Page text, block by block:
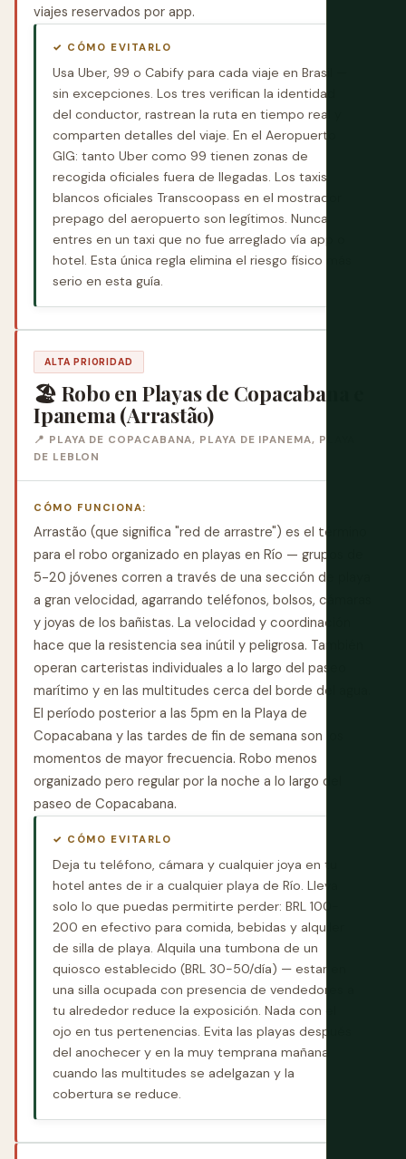
viajes reservados por app.
✓ CÓMO EVITARLO
Usa Uber, 99 o Cabify para cada viaje en Brasil —
sin excepciones. Los tres verifican la identidad
del conductor, rastrean la ruta en tiempo real y
comparten detalles del viaje. En el Aeropuerto
GIG: tanto Uber como 99 tienen zonas de
recogida oficiales fuera de llegadas. Los taxis
blancos oficiales Transcoopass en el mostrador
prepago del aeropuerto son legítimos. Nunca
entres en un taxi que no fue arreglado vía app o
hotel. Esta única regla elimina el riesgo físico más
serio en esta guía.
ALTA PRIORIDAD
🏖 Robo en Playas de Copacabana e
Ipanema (Arrastão)
📍 PLAYA DE COPACABANA, PLAYA DE IPANEMA, PLAYA
DE LEBLON
CÓMO FUNCIONA:
Arrastão (que significa "red de arrastre") es el término
para el robo organizado en playas en Río — grupos de
5-20 jóvenes corren a través de una sección de playa
a gran velocidad, agarrando teléfonos, bolsos, cámaras
y joyas de los bañistas. La velocidad y coordinación
hace que la resistencia sea inútil y peligrosa. También
operan carteristas individuales a lo largo del paseo
marítimo y en las multitudes cerca del borde del agua.
El período posterior a las 5pm en la Playa de
Copacabana y las tardes de fin de semana son los
momentos de mayor frecuencia. Robo menos
organizado pero regular por la noche a lo largo del
paseo de Copacabana.
✓ CÓMO EVITARLO
Deja tu teléfono, cámara y cualquier joya en tu
hotel antes de ir a cualquier playa de Río. Lleva
solo lo que puedas permitirte perder: BRL 100-
200 en efectivo para comida, bebidas y alquiler
de silla de playa. Alquila una tumbona de un
quiosco establecido (BRL 30-50/día) — estar en
una silla ocupada con presencia de vendedores a
tu alrededor reduce la exposición. Nada con el
ojo en tus pertenencias. Evita las playas después
del anochecer y en la muy temprana mañana
cuando las multitudes se adelgazan y la
cobertura se reduce.